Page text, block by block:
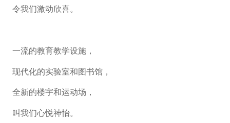
令我们激动欣喜。
一流的教育教学设施，
现代化的实验室和图书馆，
全新的楼宇和运动场，
叫我们心悦神怡。